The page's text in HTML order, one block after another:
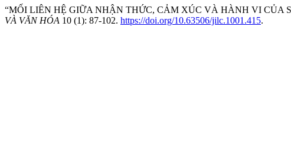
“MỐI LIÊN HỆ GIỮA NHẬN THỨC, CẢM XÚC VÀ HÀNH VI CỦA
VÀ VĂN HÓA 10 (1): 87-102. https://doi.org/10.63506/jilc.1001.415.